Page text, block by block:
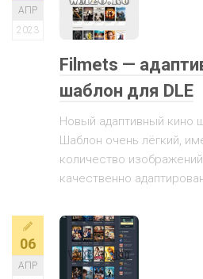
АПР
2023
Filmets —
шаблон для DLE
Новый адаптивный кино
Шаблон очень лёгкий,
количество
качественно
06
АПР